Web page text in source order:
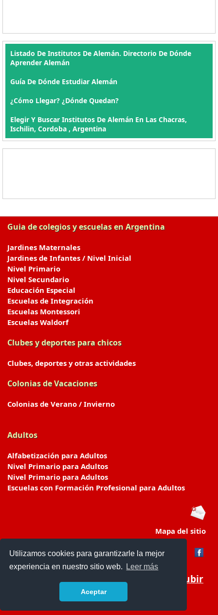
Utilizamos cookies para garantizarle la mejor
experiencia en nuestro sitio web.
Leer más
Aceptar
Listado De Institutos De Alemán. Directorio De Dónde
Aprender Alemán
Guía De Dónde Estudiar Alemán
¿Cómo Llegar? ¿Dónde Quedan?
Elegir Y Buscar Institutos De Alemán En Las Chacras,
Ischilin, Cordoba , Argentina
Guia de colegios y escuelas en Argentina
Jardines Maternales
Jardines de Infantes / Nivel Inicial
Nivel Primario
Nivel Secundario
Educación Especial
Escuelas de Integración
Escuelas Montessori
Escuelas Waldorf
Clubes y deportes para chicos
Clubes, deportes y otras actividades
Colonias de Vacaciones
Colonias de Verano / Invierno
Adultos
Alfabetización para Adultos
Nivel Primario para Adultos
Nivel Primario para Adultos
Escuelas con Formación Profesional para Adultos
Mapa del sitio
Subir